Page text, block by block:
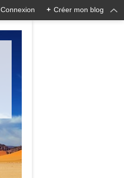
Connexion + Créer mon blog